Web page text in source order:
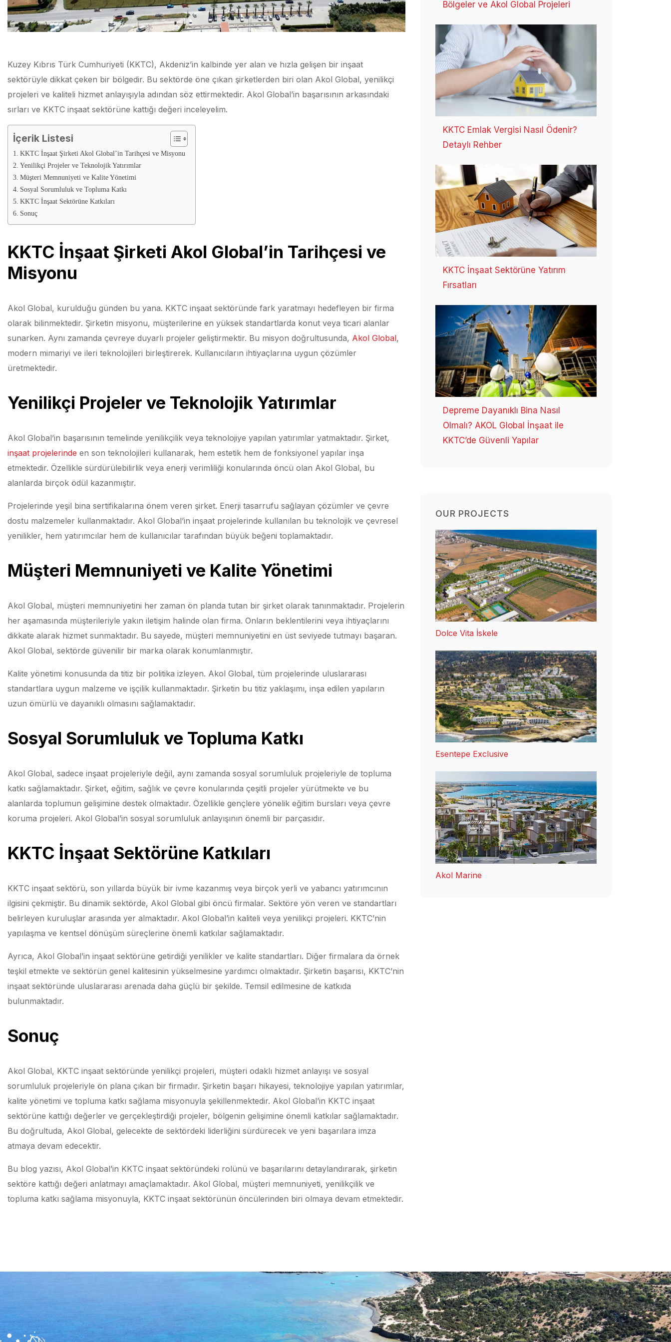
Kuzey Kıbrıs Türk Cumhuriyeti (KKTC), Akdeniz’in kalbinde yer alan ve hızla gelişen bir inşaat
sektörüyle dikkat çeken bir bölgedir. Bu sektörde öne çıkan şirketlerden biri olan Akol Global, yenilikçi
projeleri ve kaliteli hizmet anlayışıyla adından söz ettirmektedir. Akol Global’in başarısının arkasındaki
sırları ve KKTC inşaat sektörüne kattığı değeri inceleyelim.
İçerik Listesi
KKTC İnşaat Şirketi Akol Global’in Tarihçesi ve Misyonu
Yenilikçi Projeler ve Teknolojik Yatırımlar
Müşteri Memnuniyeti ve Kalite Yönetimi
Sosyal Sorumluluk ve Topluma Katkı
KKTC İnşaat Sektörüne Katkıları
Sonuç
KKTC İnşaat Şirketi Akol Global’in Tarihçesi ve
Misyonu
Akol Global, kurulduğu günden bu yana. KKTC inşaat sektöründe fark yaratmayı hedefleyen bir firma
olarak bilinmektedir. Şirketin misyonu, müşterilerine en yüksek standartlarda konut veya ticari alanlar
sunarken. Aynı zamanda çevreye duyarlı projeler geliştirmektir. Bu misyon doğrultusunda, Akol Global,
modern mimariyi ve ileri teknolojileri birleştirerek. Kullanıcıların ihtiyaçlarına uygun çözümler
üretmektedir.
Yenilikçi Projeler ve Teknolojik Yatırımlar
Akol Global’in başarısının temelinde yenilikçilik veya teknolojiye yapılan yatırımlar yatmaktadır. Şirket,
inşaat projelerinde en son teknolojileri kullanarak, hem estetik hem de fonksiyonel yapılar inşa
etmektedir. Özellikle sürdürülebilirlik veya enerji verimliliği konularında öncü olan Akol Global, bu
alanlarda birçok ödül kazanmıştır.
Projelerinde yeşil bina sertifikalarına önem veren şirket. Enerji tasarrufu sağlayan çözümler ve çevre
dostu malzemeler kullanmaktadır. Akol Global’in inşaat projelerinde kullanılan bu teknolojik ve çevresel
yenilikler, hem yatırımcılar hem de kullanıcılar tarafından büyük beğeni toplamaktadır.
Müşteri Memnuniyeti ve Kalite Yönetimi
Akol Global, müşteri memnuniyetini her zaman ön planda tutan bir şirket olarak tanınmaktadır. Projelerin
her aşamasında müşterileriyle yakın iletişim halinde olan firma. Onların beklentilerini veya ihtiyaçlarını
dikkate alarak hizmet sunmaktadır. Bu sayede, müşteri memnuniyetini en üst seviyede tutmayı başaran.
Akol Global, sektörde güvenilir bir marka olarak konumlanmıştır.
Kalite yönetimi konusunda da titiz bir politika izleyen. Akol Global, tüm projelerinde uluslararası
standartlara uygun malzeme ve işçilik kullanmaktadır. Şirketin bu titiz yaklaşımı, inşa edilen yapıların
uzun ömürlü ve dayanıklı olmasını sağlamaktadır.
Sosyal Sorumluluk ve Topluma Katkı
Akol Global, sadece inşaat projeleriyle değil, aynı zamanda sosyal sorumluluk projeleriyle de topluma
katkı sağlamaktadır. Şirket, eğitim, sağlık ve çevre konularında çeşitli projeler yürütmekte ve bu
alanlarda toplumun gelişimine destek olmaktadır. Özellikle gençlere yönelik eğitim bursları veya çevre
koruma projeleri. Akol Global’in sosyal sorumluluk anlayışının önemli bir parçasıdır.
KKTC İnşaat Sektörüne Katkıları
KKTC inşaat sektörü, son yıllarda büyük bir ivme kazanmış veya birçok yerli ve yabancı yatırımcının
ilgisini çekmiştir. Bu dinamik sektörde, Akol Global gibi öncü firmalar. Sektöre yön veren ve standartları
belirleyen kuruluşlar arasında yer almaktadır. Akol Global’in kaliteli veya yenilikçi projeleri. KKTC’nin
yapılaşma ve kentsel dönüşüm süreçlerine önemli katkılar sağlamaktadır.
Ayrıca, Akol Global’in inşaat sektörüne getirdiği yenilikler ve kalite standartları. Diğer firmalara da örnek
teşkil etmekte ve sektörün genel kalitesinin yükselmesine yardımcı olmaktadır. Şirketin başarısı, KKTC’nin
inşaat sektöründe uluslararası arenada daha güçlü bir şekilde. Temsil edilmesine de katkıda
bulunmaktadır.
Sonuç
Akol Global, KKTC inşaat sektöründe yenilikçi projeleri, müşteri odaklı hizmet anlayışı ve sosyal
sorumluluk projeleriyle ön plana çıkan bir firmadır. Şirketin başarı hikayesi, teknolojiye yapılan yatırımlar,
kalite yönetimi ve topluma katkı sağlama misyonuyla şekillenmektedir. Akol Global’in KKTC inşaat
sektörüne kattığı değerler ve gerçekleştirdiği projeler, bölgenin gelişimine önemli katkılar sağlamaktadır.
Bu doğrultuda, Akol Global, gelecekte de sektördeki liderliğini sürdürecek ve yeni başarılara imza
atmaya devam edecektir.
Bu blog yazısı, Akol Global’in KKTC inşaat sektöründeki rolünü ve başarılarını detaylandırarak, şirketin
sektöre kattığı değeri anlatmayı amaçlamaktadır. Akol Global, müşteri memnuniyeti, yenilikçilik ve
topluma katkı sağlama misyonuyla, KKTC inşaat sektörünün öncülerinden biri olmaya devam etmektedir.
Bölgeler ve Akol Global Projeleri
KKTC Emlak Vergisi Nasıl Ödenir?
Detaylı Rehber
KKTC İnşaat Sektörüne Yatırım
Fırsatları
Depreme Dayanıklı Bina Nasıl
Olmalı? AKOL Global İnşaat ile
KKTC’de Güvenli Yapılar
OUR PROJECTS
Dolce Vita İskele
Esentepe Exclusive
Akol Marine